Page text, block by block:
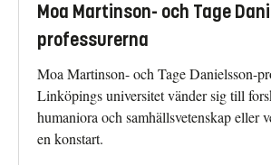
Moa Martinson- och Tage
professurerna
Moa Martinson- och Tage Danielsson-
Linköpings universitet vänder sig till
humaniora och samhällsvetenskap eller
en konstart.